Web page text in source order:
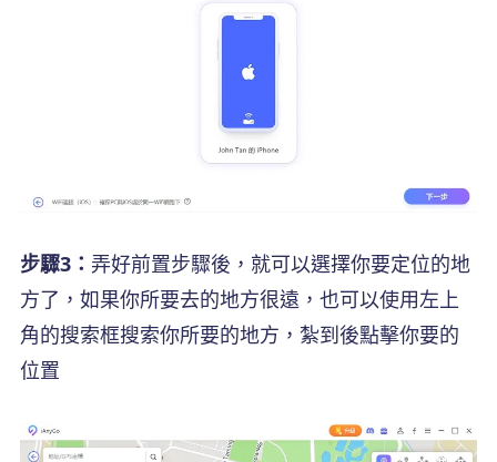
步驟3： 弄好前置步驟後，就可以選擇你要定位的地
方了，如果你所要去的地方很遠，也可以使用左上
角的搜索框搜索你所要的地方，紮到後點擊你要的
位置